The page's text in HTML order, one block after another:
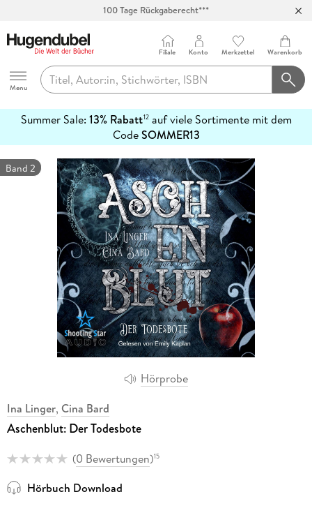
100 Tage Rückgaberecht***
Hugendubel
Menu
Filiale Konto Merkzettel Warenkorb
Summer Sale: 13% Rabatt12auf viele Sortimente mit dem
CodeSOMMER13
erfahren
Hörprobe
Band 2
Ina Linger, Cina Bard
Aschenblut: Der Todesbote
(0 Bewertungen)15
Hörbuch Download